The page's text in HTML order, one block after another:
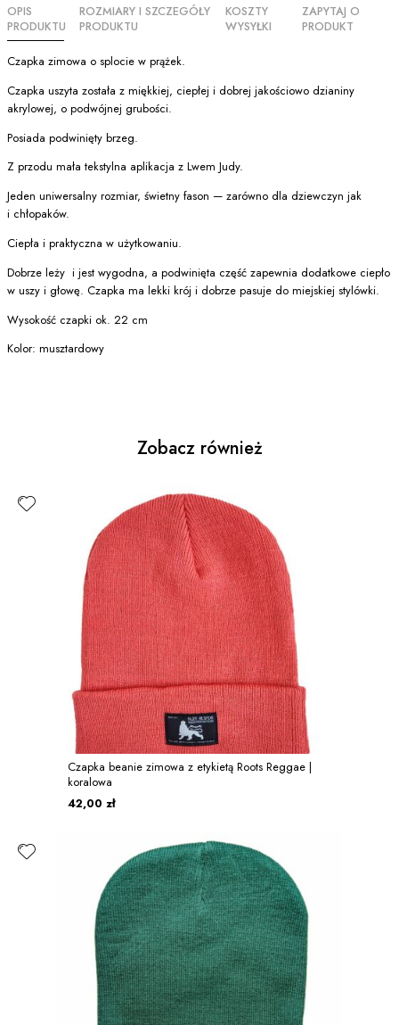
OPIS
PRODUKTU
ROZMIARY I SZCZEGÓŁY
PRODUKTU
KOSZTY
WYSYŁKI
ZAPYTAJ O
PRODUKT
Czapka zimowa o splocie w prążek.
Czapka uszyta została z miękkiej, ciepłej i dobrej jakościowo dzianiny
akrylowej, o podwójnej grubości.
Posiada podwinięty brzeg.
Z przodu mała tekstylna aplikacja z Lwem Judy.
Jeden uniwersalny rozmiar, świetny fason — zarówno dla dziewczyn jak
i chłopaków.
Ciepła i praktyczna w użytkowaniu.
Dobrze leży i jest wygodna, a podwinięta część zapewnia dodatkowe ciepło
w uszy i głowę. Czapka ma lekki krój i dobrze pasuje do miejskiej stylówki.
Wysokość czapki ok. 22 cm
Kolor: musztardowy
Zobacz również
Czapka beanie zimowa z etykietą Roots Reggae |
koralowa
42,00 zł